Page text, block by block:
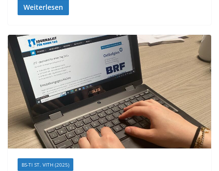
Weiterlesen
BS-TI ST. VITH (2025)